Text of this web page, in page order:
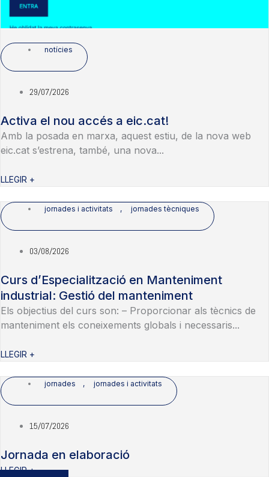
notícies
29/07/2026
Activa el nou accés a eic.cat!
Amb la posada en marxa, aquest estiu, de la nova web
eic.cat s’estrena, també, una nova...
LLEGIR +
jornades i activitats , jornades tècniques
03/08/2026
Curs d’Especialització en Manteniment
industrial: Gestió del manteniment
Els objectius del curs son: – Proporcionar als tècnics de
manteniment els coneixements globals i necessaris...
LLEGIR +
jornades , jornades i activitats
15/07/2026
Jornada en elaboració
LLEGIR +